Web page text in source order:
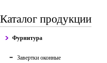
Каталог продукции
Фурнитура
Завертки оконные